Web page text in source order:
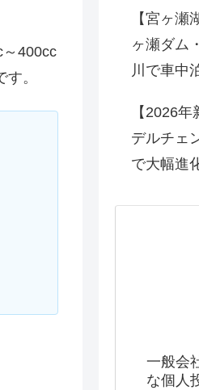
400cc
。
【宮ヶ
ヶ瀬ダム
川で車中
【2026
デルチェ
で大幅進
一般会
な個人